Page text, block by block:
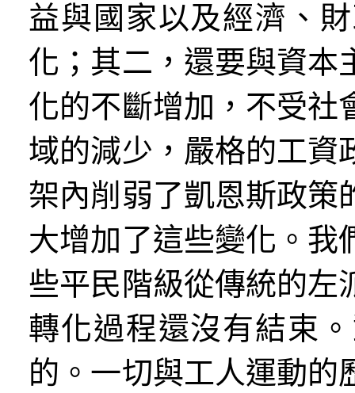
益與國家以及經濟、
化；其二，還要與資本
化的不斷增加，不受社
域的減少，嚴格的工資
架內削弱了凱恩斯政策
大增加了這些變化。我
些平民階級從傳統的左
轉化過程還沒有結束
的。一切與工人運動的